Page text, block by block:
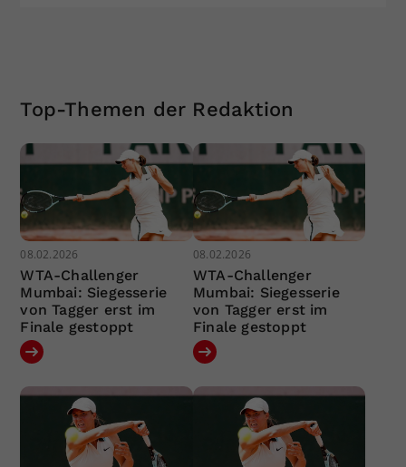
Top-Themen der Redaktion
08.02.2026
WTA-Challenger
Mumbai: Siegesserie
von Tagger erst im
Finale gestoppt
08.02.2026
WTA-Challenger
Mumbai: Siegesserie
von Tagger erst im
Finale gestoppt